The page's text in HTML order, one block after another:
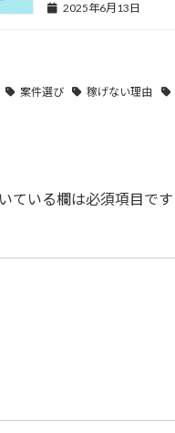
2025年6月13日
案件選び 稼げない理由
ている欄は必須項目です